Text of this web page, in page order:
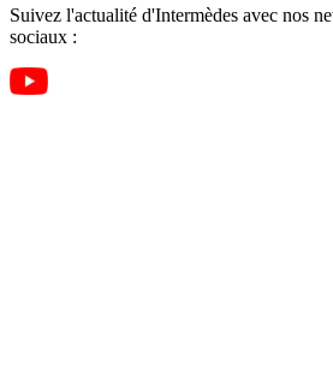
Suivez l'actualité d'Intermèdes avec nos
sociaux :